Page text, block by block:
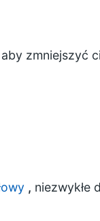
zmniejszyć
, niezwykłe